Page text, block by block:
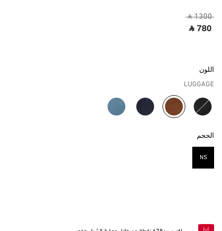
‎ ⃁ 1300 ‎
‎ ⃁ 780 ‎
اللون
LUGGAGE
مختار
الحجم
NS